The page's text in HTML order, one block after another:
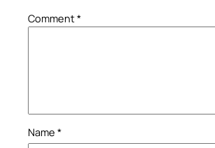
Comment*
Name *